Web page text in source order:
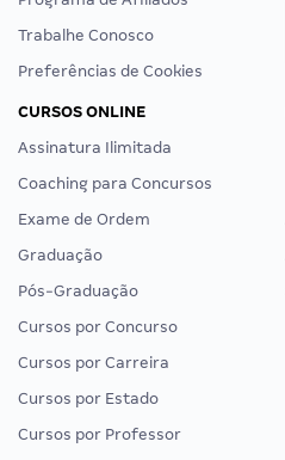
Trabalhe Conosco
Preferências de Cookies
CURSOS ONLINE
Assinatura Ilimitada
Coaching para Concursos
Exame de Ordem
Graduação
Pós-Graduação
Cursos por Concurso
Cursos por Carreira
Cursos por Estado
Cursos por Professor